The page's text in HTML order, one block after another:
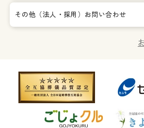
その他（法人・採用）お問い合わせ